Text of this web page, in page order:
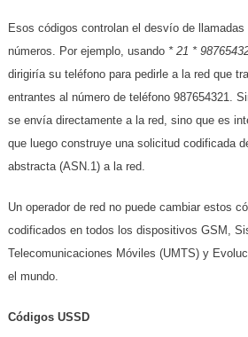
Esos códigos controlan el desvío de
números. Por ejemplo, usando * 21 *
dirigiría su teléfono para pedirle a la red que
entrantes al número de teléfono 987654321.
se envía directamente a la red, sino que es
que luego construye una solicitud codificada
abstracta (ASN.1) a la red.
Un operador de red no puede cambiar estos
codificados en todos los dispositivos GSM,
Telecomunicaciones Móviles (UMTS) y
el mundo.
Códigos USSD